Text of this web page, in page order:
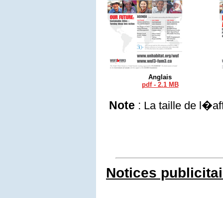
Anglais
pdf - 2.1 MB
Note : La taille de
Notices